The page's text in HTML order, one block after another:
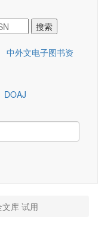
中外文电子图书资
DOAJ
库 试用